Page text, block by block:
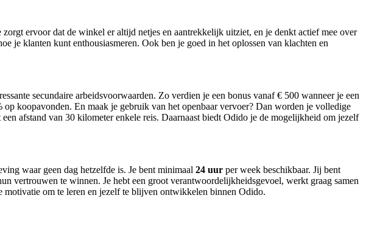
ervoor dat de winkel er altijd netjes en aantrekkelijk uitziet, en je denkt actief mee over
je klanten kunt enthousiasmeren. Ook ben je goed in het oplossen van klachten en
secundaire arbeidsvoorwaarden. Zo verdien je een bonus vanaf € 500 wanneer je een
koopavonden. En maak je gebruik van het openbaar vervoer? Dan worden je volledige
afstand van 30 kilometer enkele reis. Daarnaast biedt Odido je de mogelijkheid om jezelf
waar geen dag hetzelfde is. Je bent minimaal 24 uur per week beschikbaar. Jij bent
vertrouwen te winnen. Je hebt een groot verantwoordelijkheidsgevoel, werkt graag samen
motivatie om te leren en jezelf te blijven ontwikkelen binnen Odido.